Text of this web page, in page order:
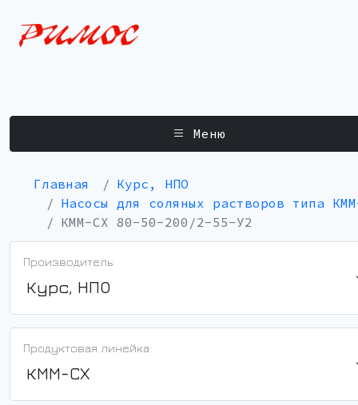
Меню
Главная
Курс, НПО
Насосы для соляных растворов типа
КММ-СХ 80-50-200/2-55-У2
Производитель:
Курс, НПО
Продуктовая линейка:
КММ-СХ